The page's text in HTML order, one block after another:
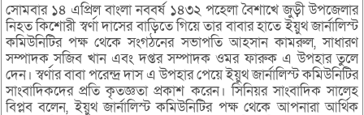
সোমবার ১৪ এপ্রিল বাংলা নববর্ষ ১৪৩২ পহেলা বৈশাখে জুড়ী উপজেলার
নিহত কিশোরী স্বর্ণা দাসের বাড়িতে গিয়ে তার বাবার হাতে ইয়ুথ জার্নালিস্ট
কমিউনিটির পক্ষ থেকে সংগঠনের সভাপতি আহসান কামরুল, সাধারণ
সম্পাদক সজিব খান এবং দপ্তর সম্পাদক ওমর ফারুক এ উপহার তুলে
দেন। স্বর্ণার বাবা পরেন্দ্র দাস এ উপহার পেয়ে ইয়ুথ জার্নালিস্ট কমিউনিটির
সাংবাদিকদের প্রতি কৃতজ্ঞতা প্রকাশ করেন। সিনিয়র সাংবাদিক সালেহ
বিপ্লব বলেন, ইয়ুথ জার্নালিস্ট কমিউনিটির পক্ষ থেকে আপনারা আর্থিক